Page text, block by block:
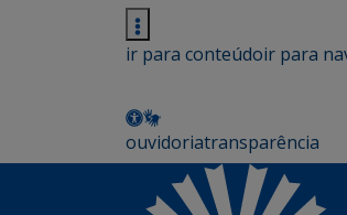
ir para conteúdoir para
ouvidoriatransparência